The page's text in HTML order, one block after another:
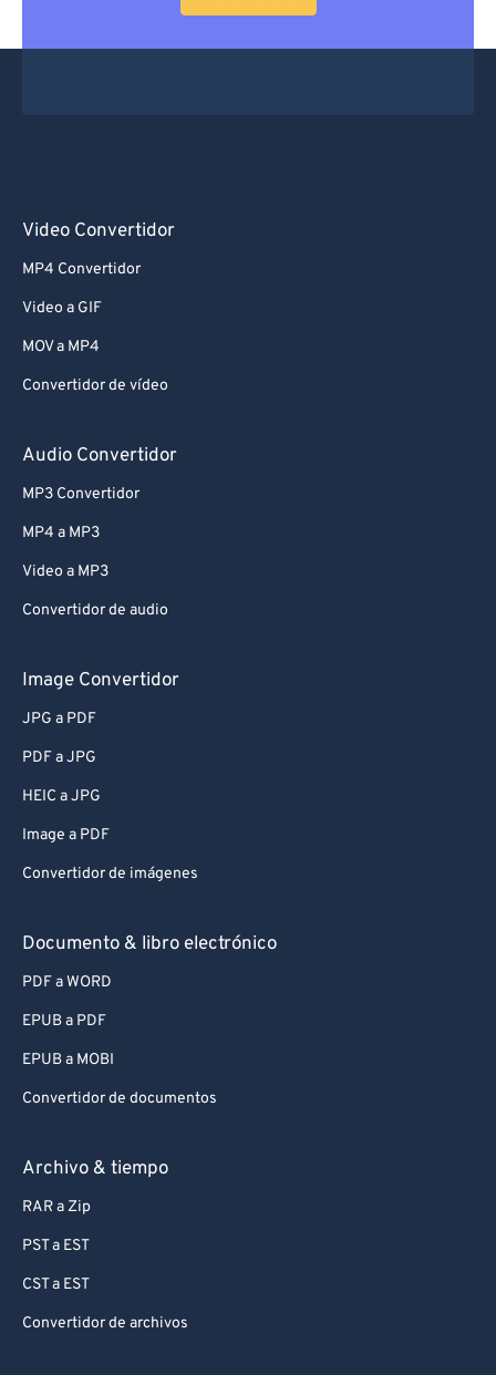
Video Convertidor
MP4 Convertidor
Video a GIF
MOV a MP4
Convertidor de vídeo
Audio Convertidor
MP3 Convertidor
MP4 a MP3
Video a MP3
Convertidor de audio
Image Convertidor
JPG a PDF
PDF a JPG
HEIC a JPG
Image a PDF
Convertidor de imágenes
Documento & libro electrónico
PDF a WORD
EPUB a PDF
EPUB a MOBI
Convertidor de documentos
Archivo & tiempo
RAR a Zip
PST a EST
CST a EST
Convertidor de archivos